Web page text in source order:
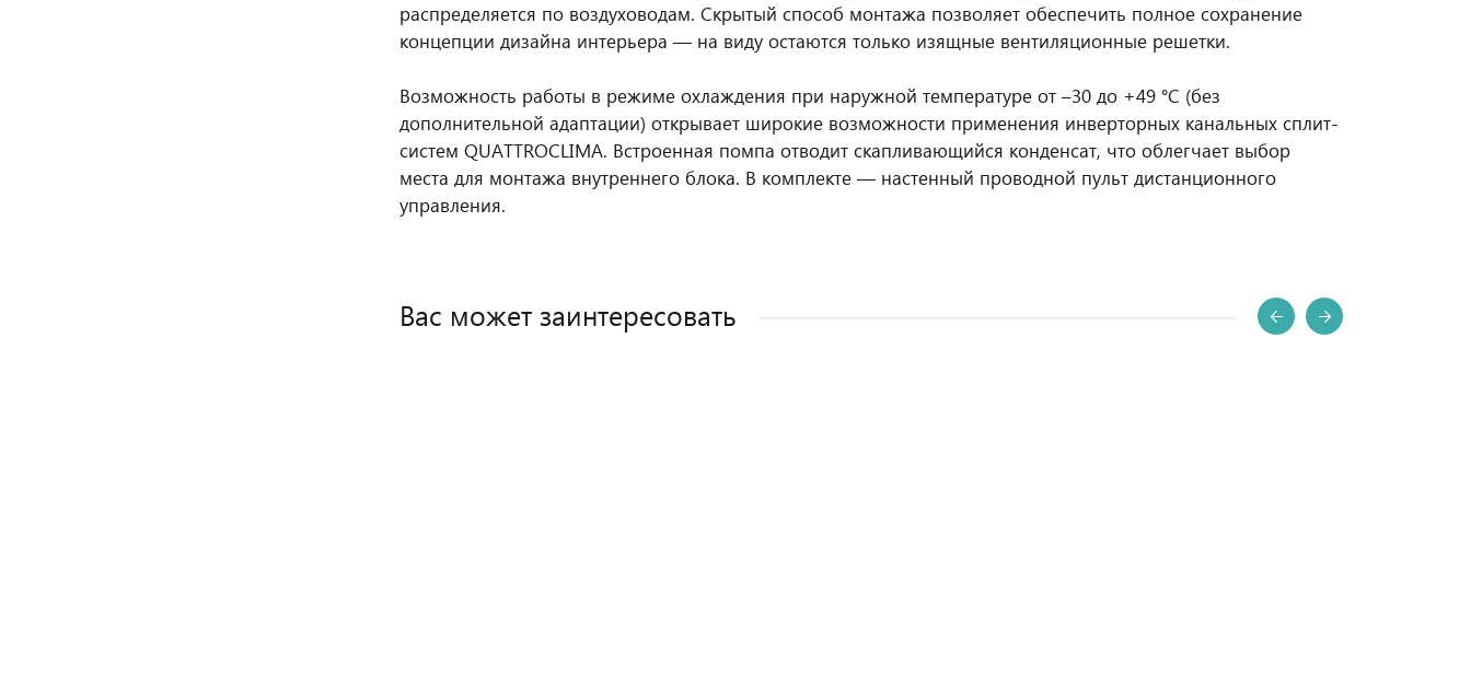
распределяется по воздуховодам. Скрытый способ монтажа позволяет обеспечить полное сохранение
концепции дизайна интерьера — на виду остаются только изящные вентиляционные решетки.
Возможность работы в режиме охлаждения при наружной температуре от –30 до +49 °C (без
дополнительной адаптации) открывает широкие возможности применения инверторных канальных сплит-
систем QUATTROCLIMA. Встроенная помпа отводит скапливающийся конденсат, что облегчает выбор
места для монтажа внутреннего блока. В комплекте — настенный проводной пульт дистанционного
управления.
Вас может заинтересовать